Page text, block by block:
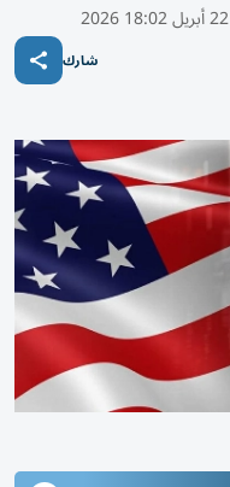
22 أبريل 18:02 2026
شارك